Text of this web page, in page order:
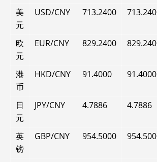
美
元
USD/CNY 713.2400
欧
元
EUR/CNY 829.2400
港
币
HKD/CNY 91.4000 91.4000
日
元
JPY/CNY 4.7886 4.7886
英
镑
GBP/CNY 954.5000